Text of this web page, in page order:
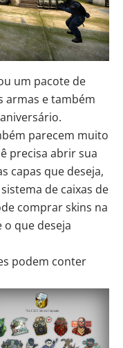
um pacote de
armas e também
parecem muito
precisa abrir sua
capas que deseja,
de caixas de
comprar skins na
que deseja
podem conter